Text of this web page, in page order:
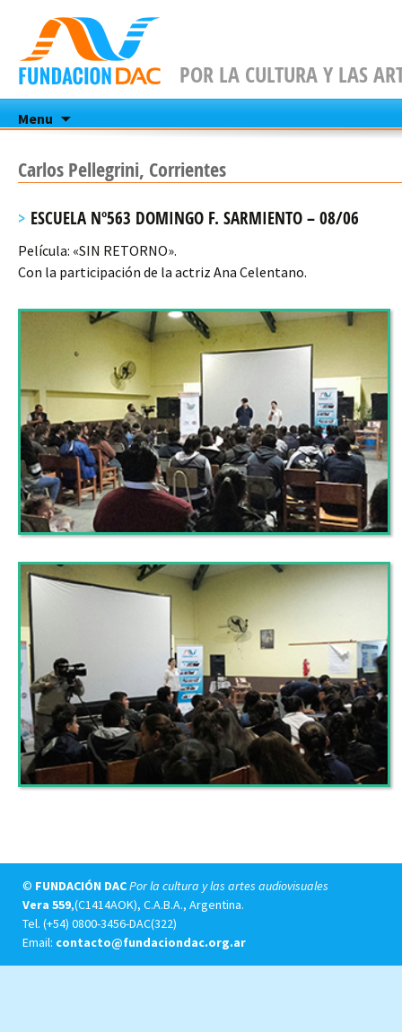
POR LA CULTURA Y LAS
Menu
Skip
to
Carlos Pellegrini, Corrientes
ESCUELA Nº563 DOMINGO F. SARMIENTO – 08/06
Película: «SIN RETORNO».
Con la participación de la actriz Ana Celentano.
© FUNDACIÓN DACPor la cultura y las artes audiovisuales
Vera 559,(C1414AOK), C.A.B.A., Argentina.
Tel. (+54) 0800-3456-DAC(322)
Email: contacto@fundaciondac.org.ar